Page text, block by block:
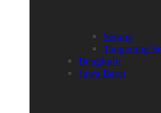
Serang
Tangerang
Bengkulu
Jawa Barat